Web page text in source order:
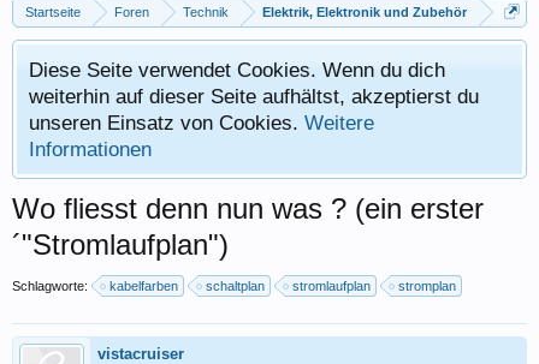
Startseite Foren Technik Elektrik, Elektronik und Zubehör
Diese Seite verwendet Cookies. Wenn du dich
weiterhin auf dieser Seite aufhältst, akzeptierst du
unseren Einsatz von Cookies. Weitere
Informationen
Wo fliesst denn nun was ? (ein erster
´"Stromlaufplan")
Schlagworte: kabelfarben schaltplan stromlaufplan stromplan
vistacruiser